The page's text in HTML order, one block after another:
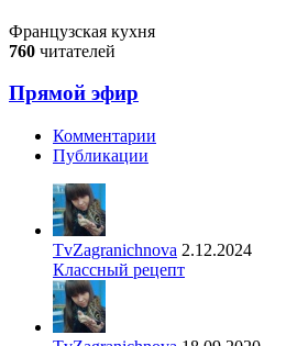
Французская кухня
760 читателей
Прямой эфир
Комментарии
Публикации
TvZagranichnova 2.12.2024
Классный рецепт